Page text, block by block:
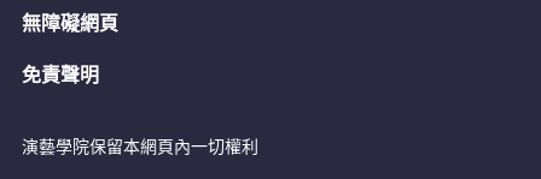
無障礙網頁
免責聲明
演藝學院保留本網頁內一切權利